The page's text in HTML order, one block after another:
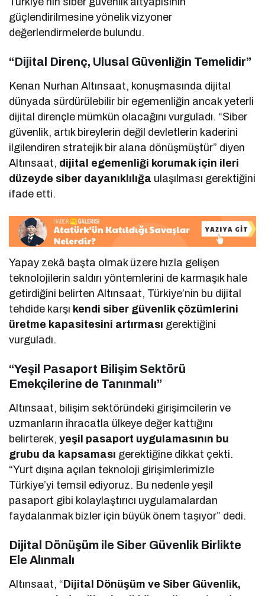
güçlendirilmesine yönelik vizyoner
değerlendirmelerde bulundu.
“Dijital Direnç, Ulusal Güvenliğin Temelidir”
Kenan Nurhan Altınsaat, konuşmasında dijital
dünyada sürdürülebilir bir egemenliğin ancak yeterli
dijital dirençle mümkün olacağını vurguladı. “Siber
güvenlik, artık bireylerin değil devletlerin kaderini
ilgilendiren stratejik bir alana dönüşmüştür” diyen
Altınsaat, dijital egemenliği korumak için ileri
düzeyde siber dayanıklılığa ulaşılması gerektiğini
ifade etti.
Yapay zekâ başta olmak üzere hızla gelişen
teknolojilerin saldırı yöntemlerini de karmaşık hale
getirdiğini belirten Altınsaat, Türkiye’nin bu dijital
tehdide karşı kendi siber güvenlik çözümlerini
üretme kapasitesini artırması gerektiğini
vurguladı.
“Yeşil Pasaport Bilişim Sektörü
Emekçilerine de Tanınmalı”
Altınsaat, bilişim sektöründeki girişimcilerin ve
uzmanların ihracatla ülkeye değer kattığını
belirterek,yeşil pasaport uygulamasının bu
grubu da kapsaması gerektiğine dikkat çekti.
“Yurt dışına açılan teknoloji girişimlerimizle
Türkiye’yi temsil ediyoruz. Bu nedenle yeşil
pasaport gibi kolaylaştırıcı uygulamalardan
faydalanmak bizler için büyük önem taşıyor” dedi.
Dijital Dönüşüm ile Siber Güvenlik Birlikte
Ele Alınmalı
Altınsaat, “ Dijital Dönüşüm ve Siber Güvenlik,